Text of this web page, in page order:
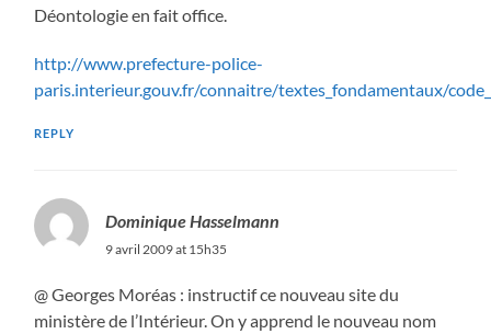
Déontologie en fait office.
http://www.prefecture-police-
paris.interieur.gouv.fr/connaitre/textes_fondamentaux/
REPLY
Dominique Hasselmann
9 avril 2009 at 15h35
@ Georges Moréas : instructif ce nouveau site du
ministère de l’Intérieur. On y apprend le nouveau nom